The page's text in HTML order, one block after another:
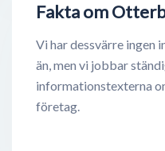
Fakta om
Vi har dessvärre ingen
än, men vi jobbar
informationstexterna
företag.